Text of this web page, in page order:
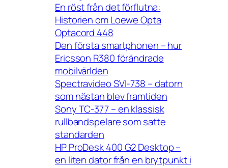
En röst från det förflutna:
Historien om Loewe Opta
Optacord 448
Den första smartphonen – hur
Ericsson R380 förändrade
mobilvärlden
Spectravideo SVI-738 – datorn
som nästan blev framtiden
Sony TC-377 – en klassisk
rullbandspelare som satte
standarden
HP ProDesk 400 G2 Desktop –
en liten dator från en brytpunkt i